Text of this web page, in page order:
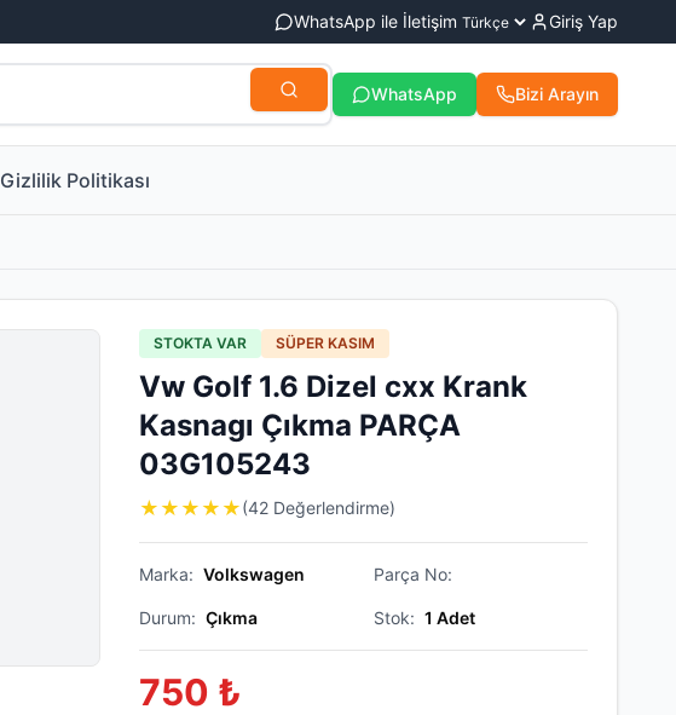
WhatsApp ile İletişim Giriş Yap
WhatsApp Bizi Arayın
Gizlilik Politikası
STOKTA VAR SÜPER KASIM
Vw Golf 1.6 Dizel cxx Krank
Kasnagı Çıkma PARÇA
03G105243
★ ★ ★ ★ ★(42 Değerlendirme)
Marka: Volkswagen Parça No:
Durum: Çıkma Stok: 1 Adet
750 ₺